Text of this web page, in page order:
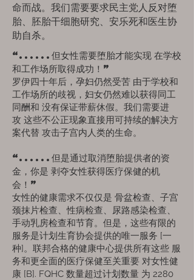
命而战。我们需要要求民主党人反对堕
胎、胚胎干细胞研究、安乐死和医生协
助自杀。
“......但女性需要堕胎才能实现在学校
和工作场所取得成功！”
罗伊四十年后，孕妇仍然受苦 由于学校和
工作场所的歧视，妇女仍然难以获得同工
同酬和 没有保证带薪休假。我们需要进
攻 这些不公正现象直接用可持续的解决方
案代替 攻击子宫内人类的生命。
“......但是通过取消堕胎提供者的资
金，你是 剥夺女性获得医疗保健的机
会！”
女性的健康需求不仅仅是 骨盆检查、子宫
颈抹片检查、性病检查、尿路感染检查、
手动乳房检查和节育。但是，这些有限的
服务是计划生育协会提供的唯一服务 [一
种]。联邦合格的健康中心提供所有这些 服
务和更全面的医疗保健至关重要 对女性健
康 [B]. FQHC 数量超过计划数量 为 2280